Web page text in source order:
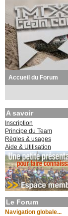
Accueil du Forum
A savoir
Inscription
Principe du Team
Règles & usages
Aide & Utilisation
Le Forum
Navigation globale...